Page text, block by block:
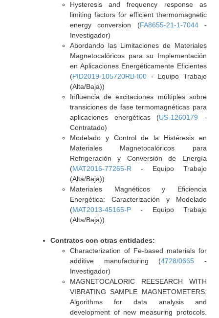
Hysteresis and frequency response as
limiting factors for efficient thermomagnetic
energy conversion (FA8655-21-1-7044-
Investigador)
Abordando las Limitaciones de Materiales
Magnetocalóricos para su Implementación
en Aplicaciones Energéticamente Eficientes
(PID2019-105720RB-I00- Equipo Trabajo
(Alta/Baja))
Influencia de excitaciones múltiples sobre
transiciones de fase termomagnéticas para
aplicaciones energéticas (US-1260179 -
Contratado)
Modelado y Control de la Histéresis en
Materiales Magnetocalóricos para
Refrigeración y Conversión de Energía
(MAT2016-77265-R - Equipo Trabajo
(Alta/Baja))
Materiales Magnéticos y Eficiencia
Energética: Caracterización y Modelado
(MAT2013-45165-P- Equipo Trabajo
(Alta/Baja))
Contratos con otras entidades:
Characterization of Fe-based materials for
additive manufacturing (4728/0665 -
Investigador)
MAGNETOCALORIC REESEARCH WITH
VIBRATING SAMPLE MAGNETOMETERS:
Algorithms for data analysis and
development of new measuring protocols.